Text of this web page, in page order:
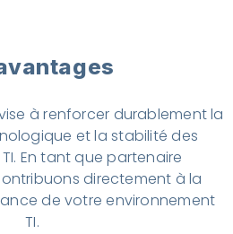
à renforcer durablement la
et la stabilité des
En tant que partenaire
directement à la
de votre environnement
TI.